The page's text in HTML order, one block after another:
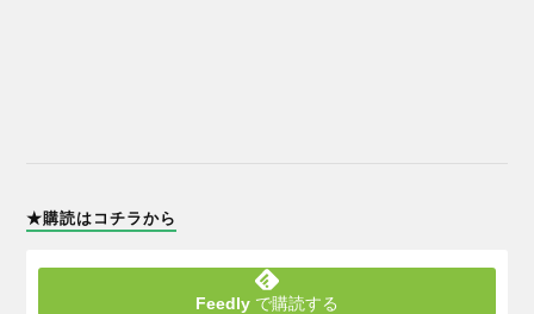
★購読はコチラから
Feedly で購読する